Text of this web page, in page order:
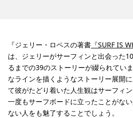
『ジェリー・ロペスの著書 『SURF IS
は、ジェリーがサーフィンと出会った
るまでの39のストーリーが綴られてい
なラインを描くようなストーリー展開
て彼がたどり着いた人生観はサーフィ
一度もサーフボードに立ったことがな
ない人をも魅了することでしょう。